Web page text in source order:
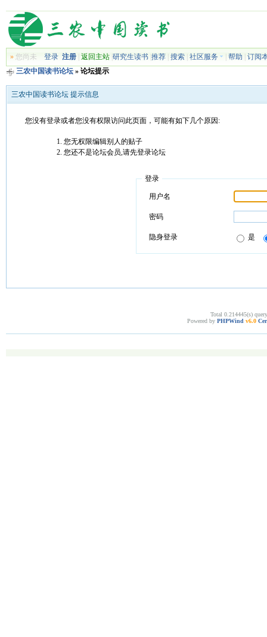
»您尚未 登录 注册| 返回主站| 研究生读书| 推荐| 搜索| 社区服务 帮助
订阅
三农中国读书论坛» 论坛提示
三农中国读书论坛 提示信息
您没有登录或者您没有权限访问此页面，可能有如下几个原因:
您无权限编辑别人的贴子
您还不是论坛会员,请先登录论坛
登录
用户名
密码
隐身登录 是
Total 0.214445(s)
Powered by PHPWind v6.0